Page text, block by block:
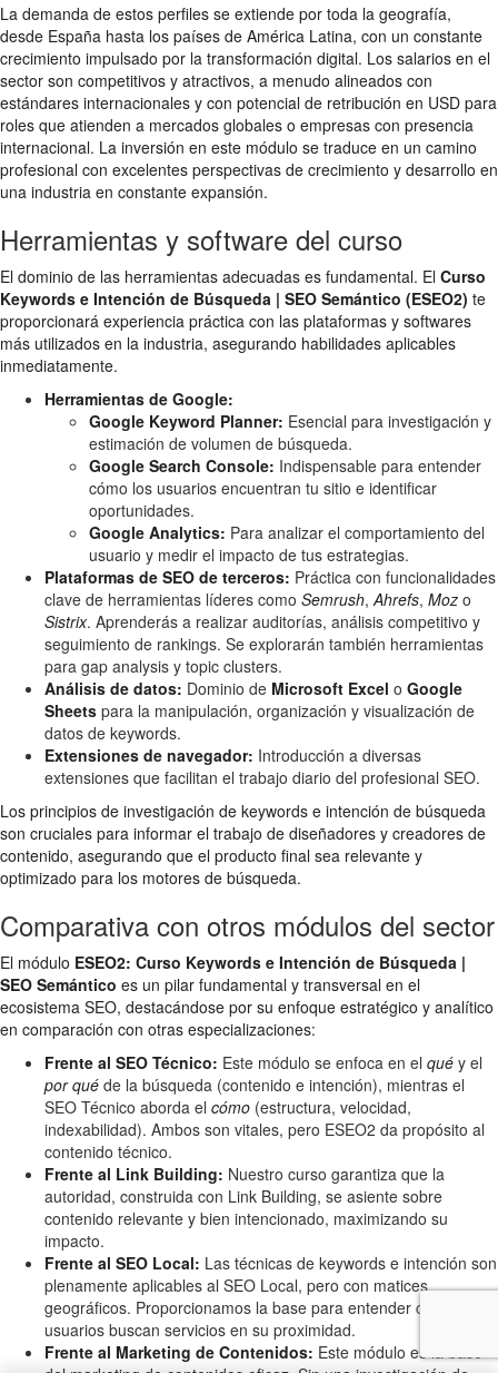
La demanda de estos perfiles se extiende por toda la geografía,
desde España hasta los países de América Latina, con un constante
crecimiento impulsado por la transformación digital. Los salarios en el
sector son competitivos y atractivos, a menudo alineados con
estándares internacionales y con potencial de retribución en USD para
roles que atienden a mercados globales o empresas con presencia
internacional. La inversión en este módulo se traduce en un camino
profesional con excelentes perspectivas de crecimiento y desarrollo en
una industria en constante expansión.
Herramientas y software del curso
El dominio de las herramientas adecuadas es fundamental. El Curso
Keywords e Intención de Búsqueda | SEO Semántico (ESEO2) te
proporcionará experiencia práctica con las plataformas y softwares
más utilizados en la industria, asegurando habilidades aplicables
inmediatamente.
Herramientas de Google:
Google Keyword Planner: Esencial para investigación y
estimación de volumen de búsqueda.
Google Search Console: Indispensable para entender
cómo los usuarios encuentran tu sitio e identificar
oportunidades.
Google Analytics: Para analizar el comportamiento del
usuario y medir el impacto de tus estrategias.
Plataformas de SEO de terceros: Práctica con funcionalidades
clave de herramientas líderes como Semrush, Ahrefs, Moz o
Sistrix. Aprenderás a realizar auditorías, análisis competitivo y
seguimiento de rankings. Se explorarán también herramientas
para gap analysis y topic clusters.
Análisis de datos: Dominio de Microsoft Excel o Google
Sheets para la manipulación, organización y visualización de
datos de keywords.
Extensiones de navegador: Introducción a diversas
extensiones que facilitan el trabajo diario del profesional SEO.
Los principios de investigación de keywords e intención de búsqueda
son cruciales para informar el trabajo de diseñadores y creadores de
contenido, asegurando que el producto final sea relevante y
optimizado para los motores de búsqueda.
Comparativa con otros módulos del sector
El módulo ESEO2: Curso Keywords e Intención de Búsqueda |
SEO Semántico es un pilar fundamental y transversal en el
ecosistema SEO, destacándose por su enfoque estratégico y analítico
en comparación con otras especializaciones:
Frente al SEO Técnico: Este módulo se enfoca en el qué y el
por qué de la búsqueda (contenido e intención), mientras el
SEO Técnico aborda el cómo (estructura, velocidad,
indexabilidad). Ambos son vitales, pero ESEO2 da propósito al
contenido técnico.
Frente al Link Building: Nuestro curso garantiza que la
autoridad, construida con Link Building, se asiente sobre
contenido relevante y bien intencionado, maximizando su
impacto.
Frente al SEO Local: Las técnicas de keywords e intención son
plenamente aplicables al SEO Local, pero con matices
geográficos. Proporcionamos la base para entender cómo los
usuarios buscan servicios en su proximidad.
Frente al Marketing de Contenidos: Este módulo es la base